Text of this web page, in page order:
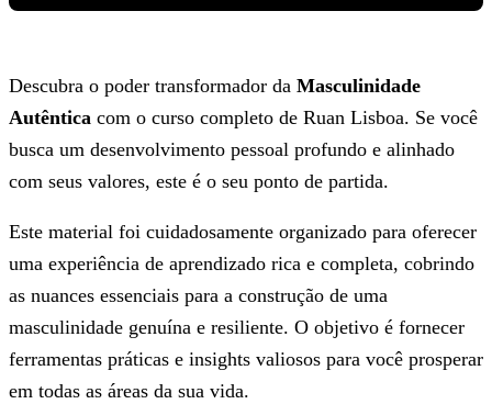
Descubra o poder transformador da Masculinidade
Autêntica com o curso completo de Ruan Lisboa. Se você
busca um desenvolvimento pessoal profundo e alinhado
com seus valores, este é o seu ponto de partida.
Este material foi cuidadosamente organizado para oferecer
uma experiência de aprendizado rica e completa, cobrindo
as nuances essenciais para a construção de uma
masculinidade genuína e resiliente. O objetivo é fornecer
ferramentas práticas e insights valiosos para você prosperar
em todas as áreas da sua vida.